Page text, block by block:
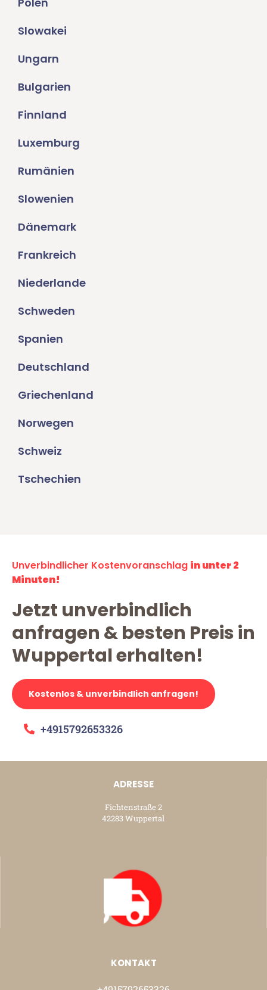
Slowakei
Ungarn
Bulgarien
Finnland
Luxemburg
Rumänien
Slowenien
Dänemark
Frankreich
Niederlande
Schweden
Spanien
Deutschland
Griechenland
Norwegen
Schweiz
Tschechien
Unverbindlicher Kostenvoranschlag in unter 2
Minuten!
Jetzt unverbindlich
anfragen & besten Preis in
Wuppertal erhalten!
Kostenlos & unverbindlich anfragen!
+4915792653326
ADRESSE
Fichtenstraße 2
42283 Wuppertal
KONTAKT